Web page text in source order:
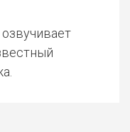
озвучивает